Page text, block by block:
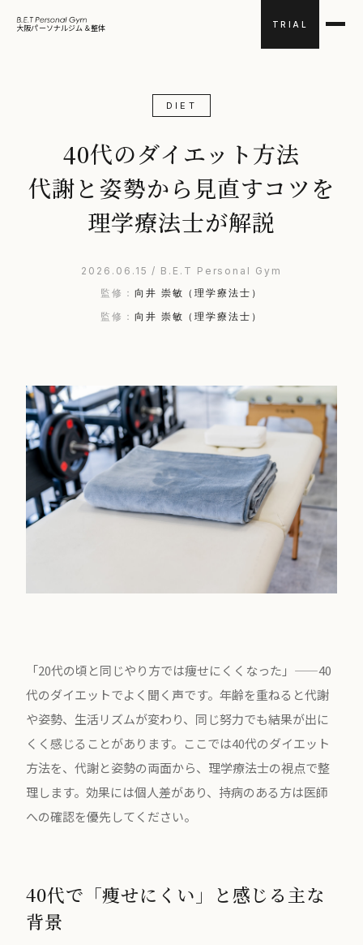
大阪パーソナルジム＆整体 TRIAL
DIET
40代のダイエット方法
代謝と姿勢から見直すコツを
理学療法士が解説
2026.06.15 / B.E.T Personal Gym
監修： 向井 崇敏（理学療法士）
監修： 向井 崇敏（理学療法士）
「20代の頃と同じやり方では痩せにくくなった」——40
代のダイエットでよく聞く声です。年齢を重ねると代謝
や姿勢、生活リズムが変わり、同じ努力でも結果が出に
くく感じることがあります。ここでは40代のダイエット
方法を、代謝と姿勢の両面から、理学療法士の視点で整
理します。効果には個人差があり、持病のある方は医師
への確認を優先してください。
40代で「痩せにくい」と感じる主な
背景